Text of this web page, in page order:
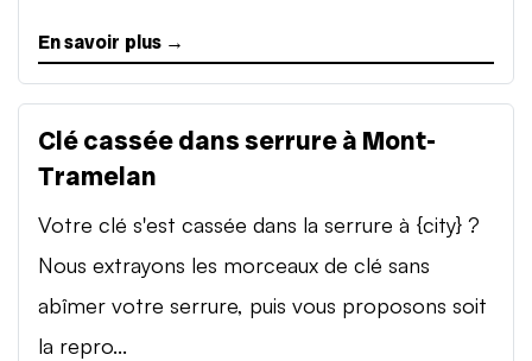
En savoir plus →
Clé cassée dans serrure à Mont-
Tramelan
Votre clé s'est cassée dans la serrure à {city} ?
Nous extrayons les morceaux de clé sans
abîmer votre serrure, puis vous proposons soit
la repro...